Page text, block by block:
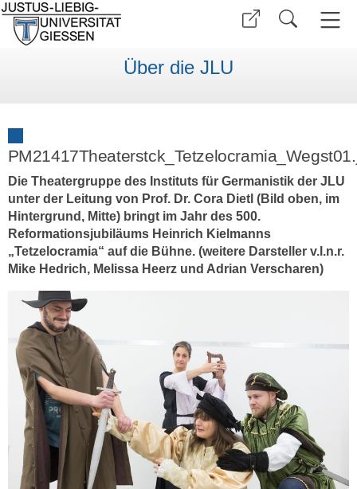
Über die JLU
Die Theatergruppe des Instituts für Germanistik der JLU
unter der Leitung von Prof. Dr. Cora Dietl (Bild oben, im
Hintergrund, Mitte) bringt im Jahr des 500.
Reformationsjubiläums Heinrich Kielmanns
„Tetzelocramia“ auf die Bühne. (weitere Darsteller v.l.n.r.
Mike Hedrich, Melissa Heerz und Adrian Verscharen)